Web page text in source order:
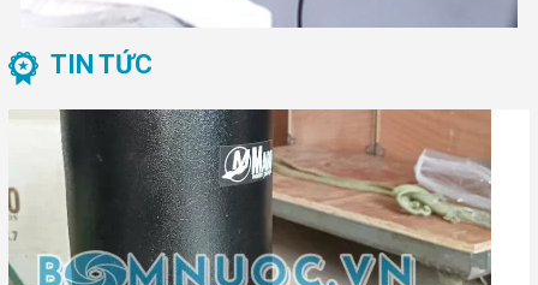
TIN TỨC